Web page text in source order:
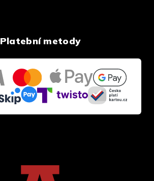
Platební metody